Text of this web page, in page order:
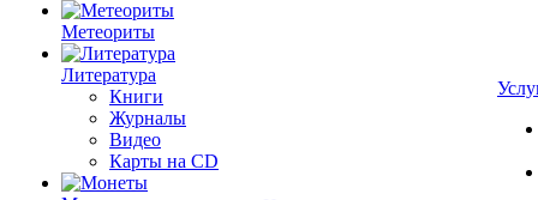
Метеориты
Литература
Книги
Журналы
Видео
Карты на CD